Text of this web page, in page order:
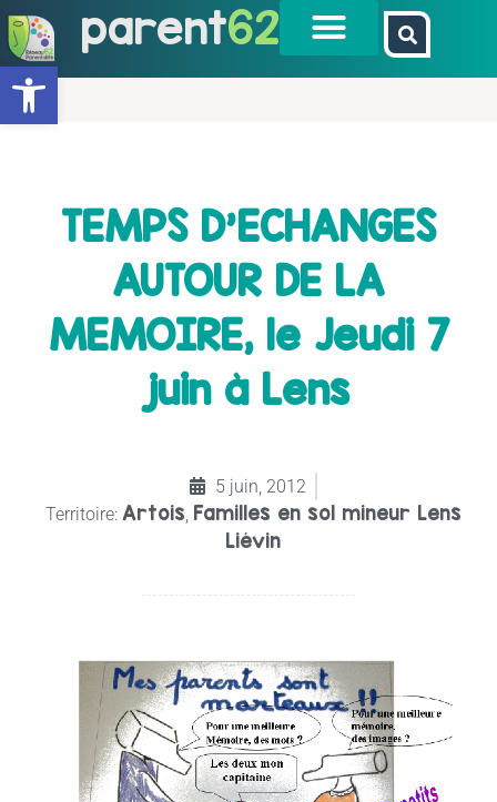
Ouvrir la barre d’outils
parent62
TEMPS D'ECHANGES
AUTOUR DE LA
MEMOIRE, le Jeudi 7
juin à Lens
5 juin, 2012
Territoire: Artois Familles en sol mineur Lens
Liévin